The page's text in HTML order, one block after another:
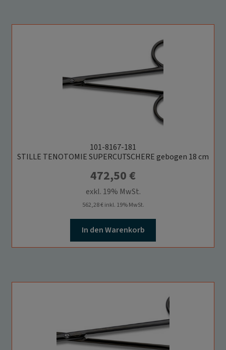
101-8167-181
STILLE TENOTOMIE SUPERCUTSCHERE gebogen 18 cm
472,50€
exkl. 19% MwSt.
562,28€inkl. 19% MwSt.
In den Warenkorb